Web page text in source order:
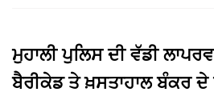
ਮੁਹਾਲੀ ਪੁਲਿਸ ਦੀ ਵੱਡੀ
ਬੈਰੀਕੇਡ ਤੇ ਖ਼ਸਤਾਹਾਲ ਬੰਕਰ